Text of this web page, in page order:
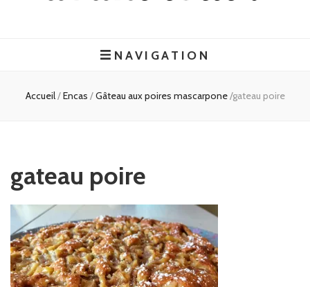
NAVIGATION
Accueil/Encas /Gâteau aux poires mascarpone/gateau poire
gateau poire